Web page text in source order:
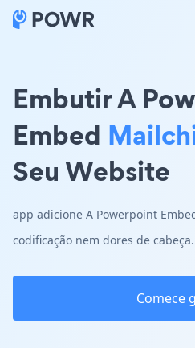
Embutir A
Embed
Seu Website
app adicione A Powerpoint
codificação nem dores de cabeça.
Comece